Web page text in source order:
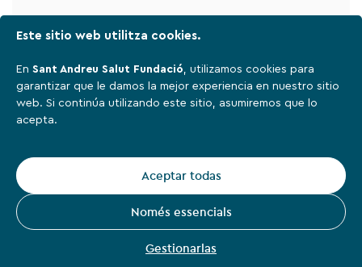
Este sitio web utilitza cookies.
En Sant Andreu Salut Fundació, utilizamos cookies para
garantizar que le damos la mejor experiencia en nuestro sitio
web. Si continúa utilizando este sitio, asumiremos que lo
acepta.
Aceptar todas
Només essencials
Gestionarlas
Aviso legal
Sant Andreu Salut Fundació, 2026
Instagram
FacebookLinkedinYoutube